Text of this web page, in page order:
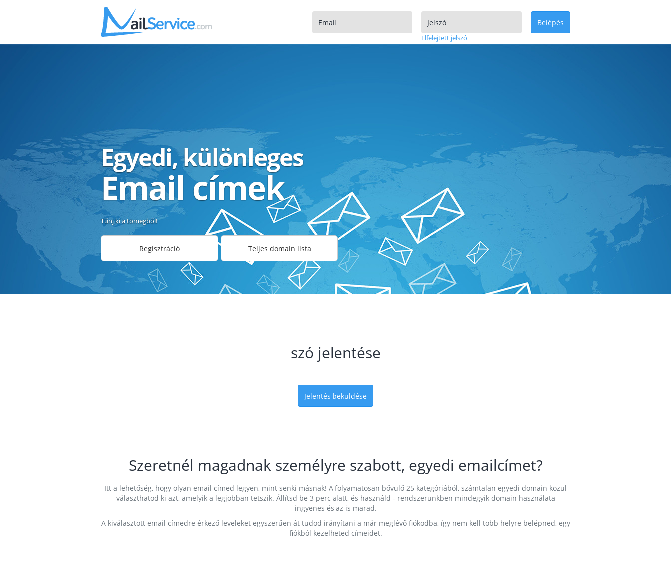
Elfelejtett jelszó
Belépés
Egyedi, különleges
Email címek
Tűnj ki a tömegből!
Regisztráció Teljes domain lista
szó jelentése
Jelentés beküldése
Szeretnél magadnak személyre szabott, egyedi emailcímet?
Itt a lehetőség, hogy olyan email címed legyen, mint senki másnak! A folyamatosan bővülő 25 kategóriából, számtalan egyedi domain közül
választhatod ki azt, amelyik a legjobban tetszik. Állítsd be 3 perc alatt, és használd - rendszerünkben mindegyik domain használata
ingyenes és az is marad.
A kiválasztott email címedre érkező leveleket egyszerűen át tudod irányítani a már meglévő fiókodba, így nem kell több helyre belépned, egy
fiókból kezelheted címeidet.